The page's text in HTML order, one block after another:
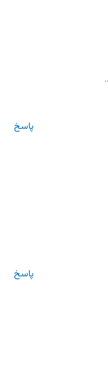
پاسخ
پاسخ